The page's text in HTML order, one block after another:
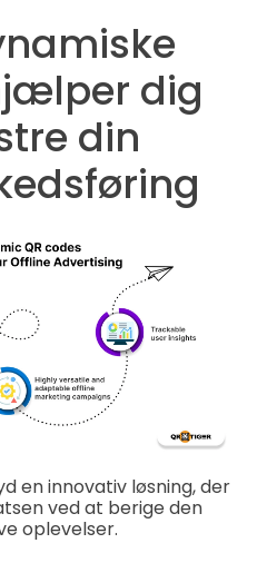
dig
din
en innovativ løsning, der
ved at berige den
oplevelser.